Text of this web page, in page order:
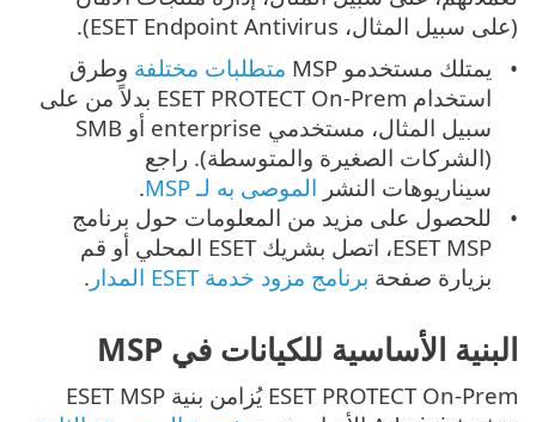
(على سبيل المثال، ESET Endpoint Antivirus).
يمتلك مستخدمو MSP
متطلبات مختلفة وطرق
استخدام ESET PROTECT On-Prem بدلاً من على
سبيل المثال، مستخدمي enterprise أو SMB
(الشركات الصغيرة والمتوسطة). راجع
سيناريوهات النشر الموصى به لـ MSP
.
للحصول على مزيد من المعلومات حول برنامج
ESET MSP، اتصل بشريك ESET المحلي أو قم
بزيارة صفحة برنامج مزود خدمة ESET المدار .
البنية الأساسية للكيانات في MSP
ESET PROTECT On-Prem يُزامن بنية ESET MSP